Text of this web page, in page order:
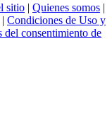
sitio | Quienes somos |
| Condiciones de Uso y
del consentimiento de